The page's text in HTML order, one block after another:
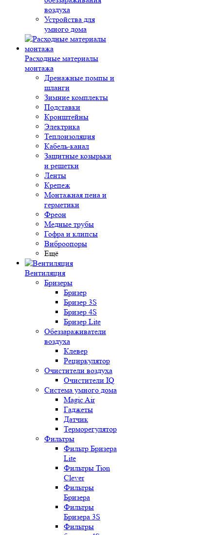
воздуха
Устройства для
умного дома
Расходные материалы
монтажа
Дренажные помпы и
шланги
Зимние комплекты
Подставки
Кронштейны
Электрика
Теплоизоляция
Кабель-канал
Защитные козырьки
и решетки
Ленты
Крепеж
Монтажная пена и
герметики
Фреон
Медные трубы
Гофра и клипсы
Виброопоры
Ещё
Вентиляция
Бризеры
Бризер
Бризер 3S
Бризер 4S
Бризер Lite
Обеззараживатели
воздуха
Клевер
Рециркулятор
Очистители воздуха
Очистители IQ
Система умного дома
Magic Air
Гаджеты
Датчик
Терморегулятор
Фильтры
Фильтр Бризера
Lite
Фильтры Tion
Clever
Фильтры
Бризера
Фильтры
Бризера 3S
Фильтры